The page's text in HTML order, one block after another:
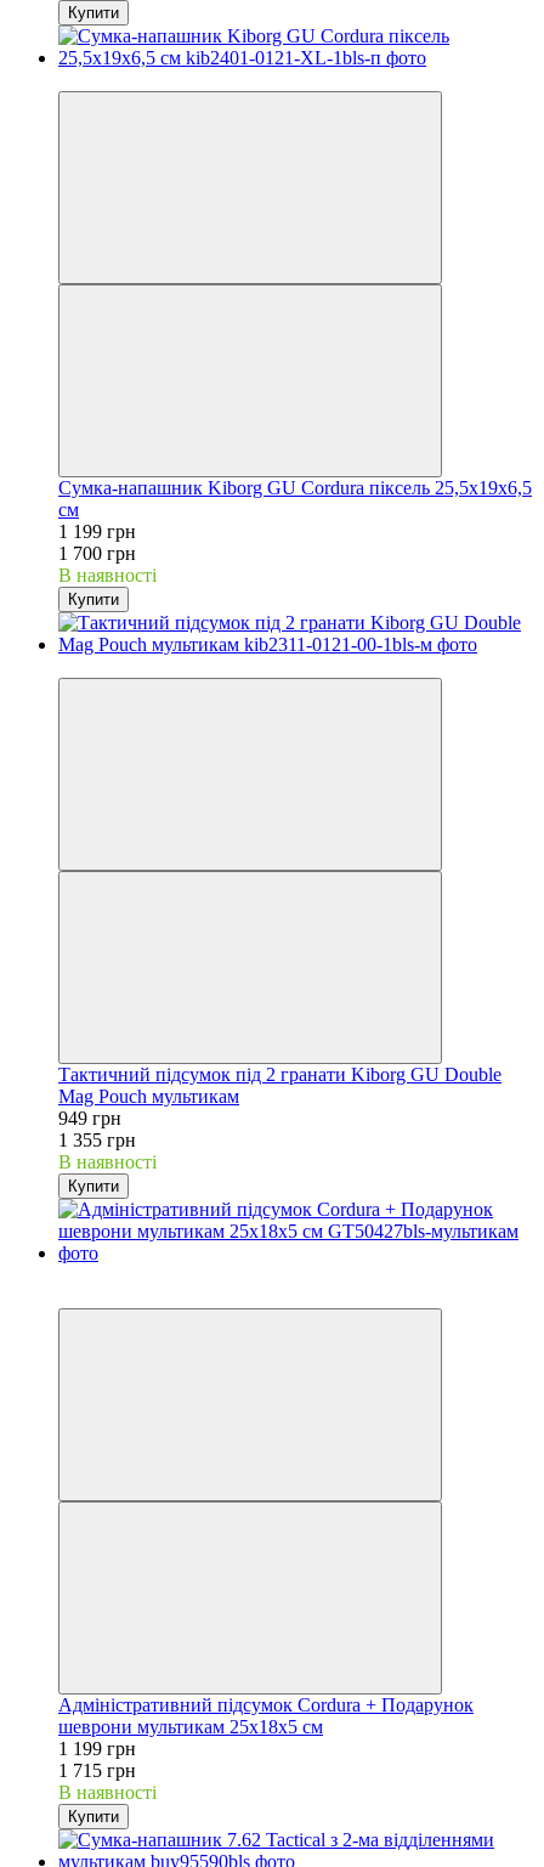
Купити
Сумка-напашник Kiborg GU Cordura піксель 25,5х19х6,5
см
1 199 грн
1 700 грн
В наявності
Купити
Тактичний підсумок під 2 гранати Kiborg GU Double
Mag Pouch мультикам
949 грн
1 355 грн
В наявності
Купити
Адміністративний підсумок Cordura + Подарунок
шеврони мультикам 25x18x5 см
1 199 грн
1 715 грн
В наявності
Купити